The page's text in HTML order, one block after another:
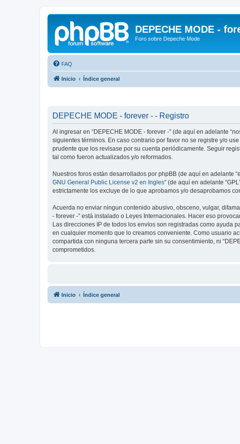
DEPECHE MODE -
Foro sobre Depeche Mode
FAQ
Inicio Índice general
DEPECHE MODE - forever - - Registro
Al ingresar en “DEPECHE MODE - forever -” (de aquí en adelante
siguientes términos. En caso contrario por favor no se registre y/o
prudente que los revisase por su cuenta periódicamente. Seguir
tal como fueron actualizados y/o reformados.
Nuestros foros están desarrollados por phpBB (de aquí en adelante
GNU General Public License v2 en Ingles” (de aquí en adelante
estrictamente los excluye de lo que aprobamos y/o desaprobamos
Acuerda no enviar ningun contenido abusivo, obsceno, vulgar,
- forever -” está instalado o Leyes Internacionales. Hacer eso
Las direcciones IP de todos los envíos son registradas como ayuda
en cualquier momento que lo creamos conveniente. Como usuario
compartida con ninguna tercera parte sin su consentimiento, ni
comprometidos.
Inicio Índice general